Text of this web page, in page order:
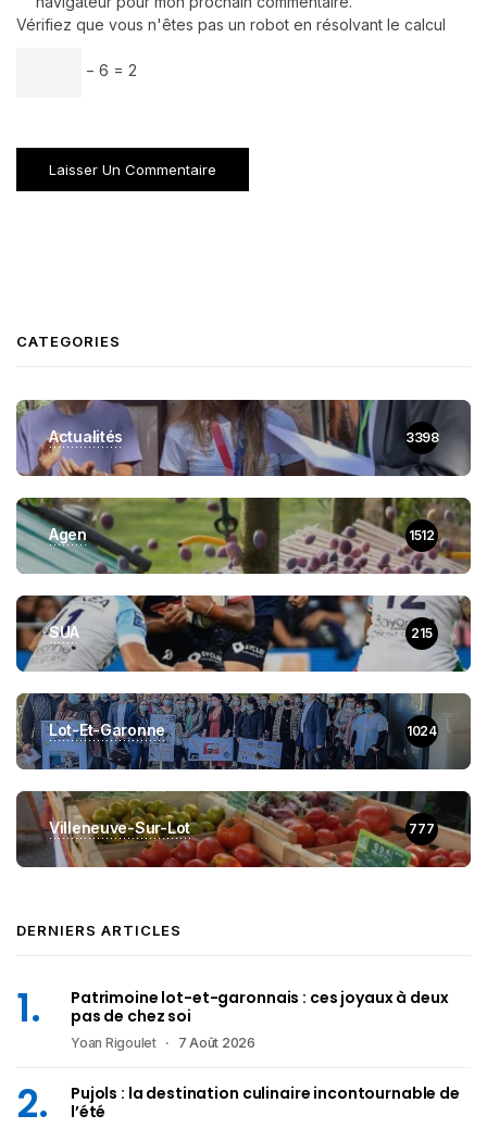
Vérifiez que vous n'êtes pas un robot en résolvant le calcul
− 6 = 2
CATEGORIES
Actualités 3398
Agen 1512
SUA 215
Lot-Et-Garonne 1024
Villeneuve-Sur-Lot 777
DERNIERS ARTICLES
Patrimoine lot-et-garonnais : ces joyaux à deux
pas de chez soi
Yoan Rigoulet 7 Août 2026
Pujols : la destination culinaire incontournable de
l’été